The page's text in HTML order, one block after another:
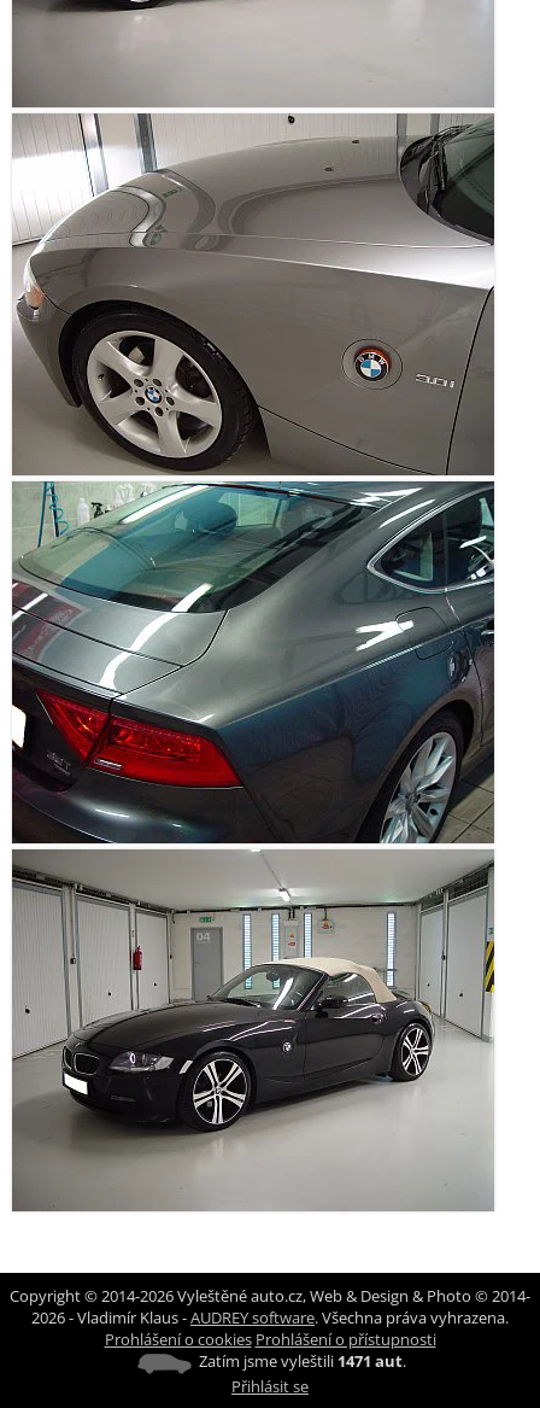
Copyright © 2014-2026 Vyleštěné auto.cz, Web & Design & Photo © 2014-
2026 - Vladimír Klaus -AUDREY software. Všechna práva vyhrazena.
Prohlášení o cookies Prohlášení o přístupnosti
Zatím jsme vyleštili 1471 aut.
Přihlásit se